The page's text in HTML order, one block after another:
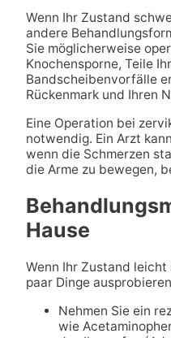
Wenn Ihr Zustand
andere
Sie möglicherweise
Knochensporne, Teile
Bandscheibenvorfälle
Rückenmark und Ihren
Eine Operation bei
notwendig. Ein Arzt
wenn die Schmerzen
die Arme zu bewegen,
Hause
Wenn Ihr Zustand leicht
paar Dinge
Nehmen Sie ein
wie